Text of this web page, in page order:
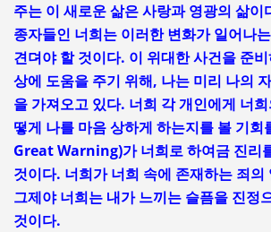
주는 이 새로운 삶은 사랑과 영광의 삶이
종자들인 너희는 이러한 변화가 일어나
견뎌야 할 것이다. 이 위대한 사건을 준
상에 도움을 주기 위해, 나는 미리 나의
을 가져오고 있다. 너희 각 개인에게 너
떻게 나를 마음 상하게 하는지를 볼 기회
Great Warning)가 너희로 하여금 진리
것이다. 너희가 너희 속에 존재하는 죄의
그제야 너희는 내가 느끼는 슬픔을 진정
것이다.